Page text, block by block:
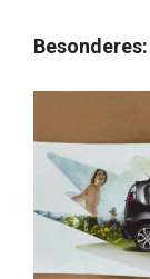
Besonderes: